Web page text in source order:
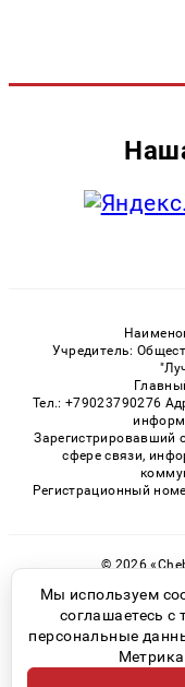
Учредитель:
Тел.: +79023790276
Зарегистрировавший
сфере связи,
Регистрационный
© 2026
Мы используем
соглашаетесь
персональные